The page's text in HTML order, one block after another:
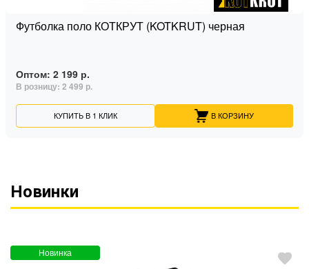
Футболка поло КОТКРУТ (KOTKRUT) черная
Оптом: 2 199 р.
В розницу: 2 499 р.
КУПИТЬ В 1 КЛИК В КОРЗИНУ
Новинки
Новинка